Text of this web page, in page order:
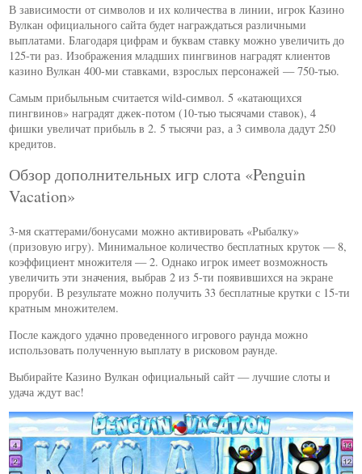
В зависимости от символов и их количества в линии, игрок Казино
Вулкан официального сайта будет награждаться различными
выплатами. Благодаря цифрам и буквам ставку можно увеличить до
125-ти раз. Изображения младших пингвинов наградят клиентов
казино Вулкан 400-ми ставками, взрослых персонажей — 750-тью.
Самым прибыльным считается wild-символ. 5 «катающихся
пингвинов» наградят джек-потом (10-тью тысячами ставок), 4
фишки увеличат прибыль в 2. 5 тысячи раз, а 3 символа дадут 250
кредитов.
Обзор дополнительных игр слота «Penguin
Vacation»
3-мя скаттерами/бонусами можно активировать «Рыбалку»
(призовую игру). Минимальное количество бесплатных круток — 8,
коэффициент множителя — 2. Однако игрок имеет возможность
увеличить эти значения, выбрав 2 из 5-ти появившихся на экране
проруби. В результате можно получить 33 бесплатные крутки с 15-ти
кратным множителем.
После каждого удачно проведенного игрового раунда можно
использовать полученную выплату в рисковом раунде.
Выбирайте Казино Вулкан официальный сайт — лучшие слоты и
удача ждут вас!